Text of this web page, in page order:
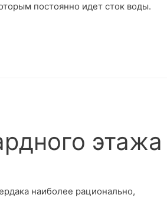
постоянно идет сток воды.
этажа
наиболее рационально,